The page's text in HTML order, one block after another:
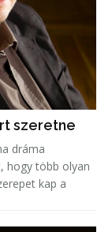
szeretne
dráma
hogy több olyan
kap a